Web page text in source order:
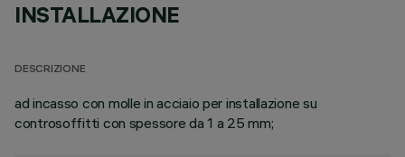
INSTALLAZIONE
DESCRIZIONE
ad incasso con molle in acciaio per installazione su
controsoffitti con spessore da 1 a 25 mm;